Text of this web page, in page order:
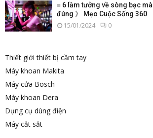
≡ 6 lầm tưởng về sòng bạc
đúng 》 Mẹo Cuộc Sống 360
15/01/2024 0
Thiết giới thiết bị cầm tay
Máy khoan Makita
Máy cửa Bosch
Máy khoan Dera
Dụng cụ dùng điện
Máy cắt sắt